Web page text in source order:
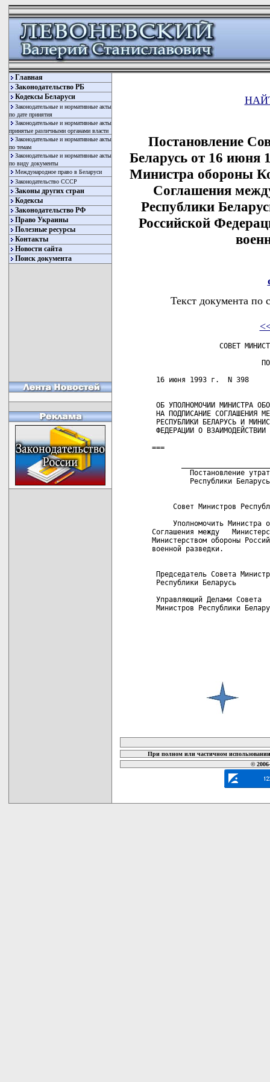
Главная
Законодательство РБ
Кодексы Беларуси
Законодательные и нормативные акты
по дате принятия
Законодательные и нормативные акты
принятые различными органами власти
Законодательные и нормативные акты
по темам
Законодательные и нормативные акты
по виду документы
Международное право в Беларуси
Законодательство СССР
Законы других стран
Кодексы
Законодательство РФ
Право Украины
Полезные ресурсы
Контакты
Новости сайта
Поиск документа
Постановление
Беларусь от 16
Министра обороны
Соглашения
Республики
Российской
Текст документа по
СОВЕТ
16 июня 1993 г.  N
ОБ УПОЛНОМОЧИИ МИНИСТРА
НА ПОДПИСАНИЕ СОГЛАШЕНИЯ
РЕСПУБЛИКИ БЕЛАРУСЬ И
ФЕДЕРАЦИИ О
===
Постановление
Республики
Совет Министров
Уполномочить Министра
Соглашения между
Министерством обороны
военной разведки.
Председатель Совета
Республики
Управляющий Делами Совета
Министров
При полном или частичном
©